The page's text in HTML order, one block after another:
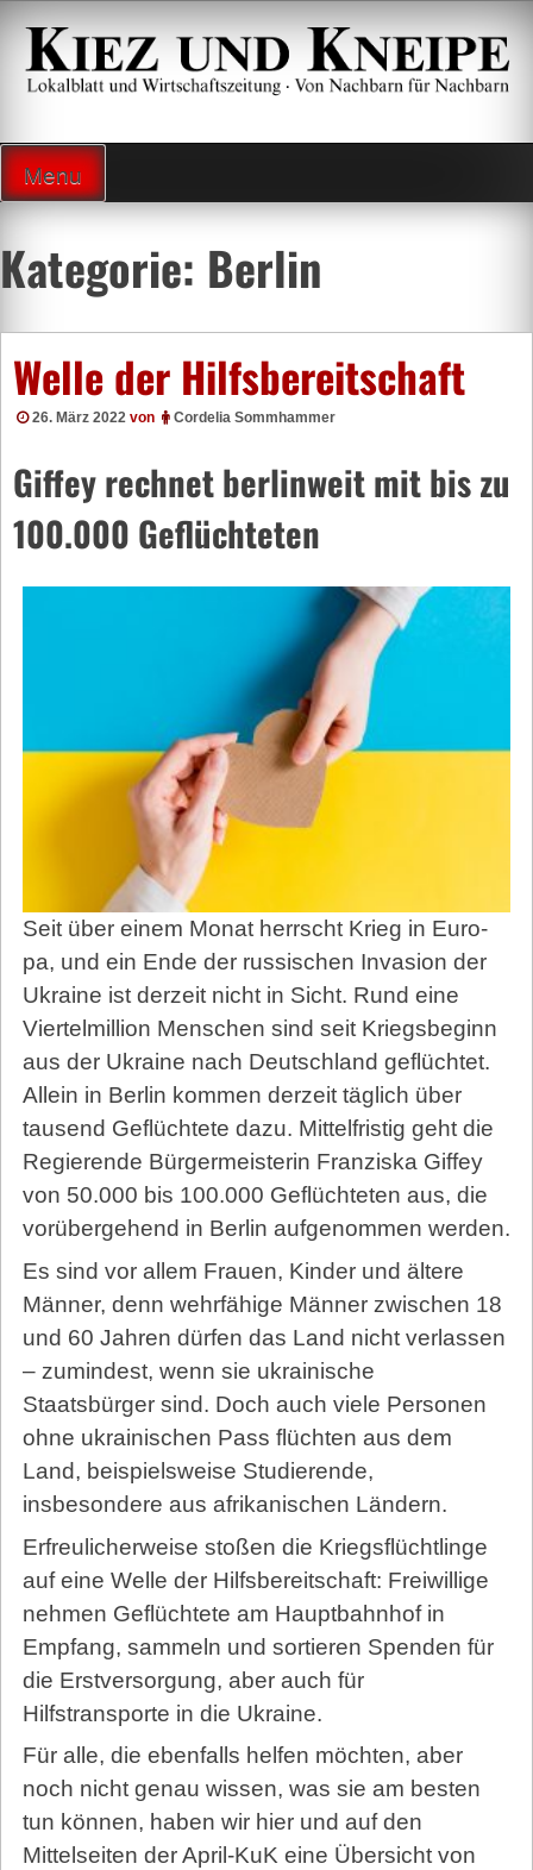
Zum
Inhalt
springen
Menu
Kategorie: Berlin
Welle der Hilfsbereitschaft
26. März 2022 von Cordelia Sommhammer
Giffey rechnet berlinweit mit bis zu
100.000 Geflüchteten
Seit über einem Monat herrscht Krieg in Eu­ro­
pa, und ein Ende der russischen Invasion der
Ukra­ine ist derzeit nicht in Sicht. Rund eine
Viertelmillion Menschen sind seit Kriegsbeginn
aus der Ukraine nach Deutschland geflüchtet.
Allein in Berlin kommen derzeit täglich über
tausend Geflüchtete dazu. Mittelfristig geht die
Regierende Bürgermeisterin Franziska Giffey
von 50.000 bis 100.000 Geflüchteten aus, die
vorübergehend in Berlin aufgenommen werden.
Es sind vor allem Frauen, Kinder und ältere
Männer, denn wehrfähige Männer zwischen 18
und 60 Jahren dürfen das Land nicht verlassen
– zumindest, wenn sie ukrainische
Staatsbürger sind. Doch auch viele Personen
ohne ukrainischen Pass flüchten aus dem
Land, beispielsweise Studierende,
insbesondere aus afrikanischen Ländern.
Erfreulicherweise stoßen die Kriegsflüchtlinge
auf eine Welle der Hilfsbereitschaft: Freiwillige
nehmen Geflüchtete am Hauptbahnhof in
Empfang, sammeln und sortieren Spenden für
die Erstversorgung, aber auch für
Hilfstransporte in die Ukraine.
Für alle, die ebenfalls helfen möchten, aber
noch nicht genau wissen, was sie am besten
tun können, haben wir hier und auf den
Mittelseiten der April-KuK eine Übersicht von